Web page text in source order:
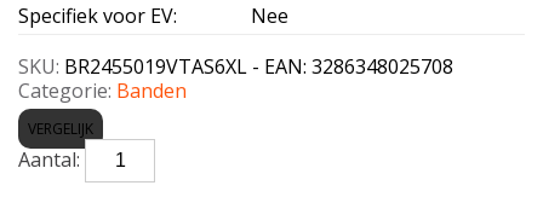
Specifiek voor EV:
Nee
SKU: BR2455019VTAS6XL - EAN: 3286348025708
Categorie: Banden
VERGELIJK
BRIDGESTONE-
TURANZA